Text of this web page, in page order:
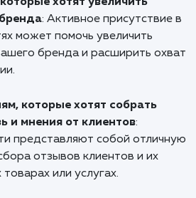
мощь социальных
бизнеса в
сегодня, и давайте
к успеху.
данный продукт?
желающим установить